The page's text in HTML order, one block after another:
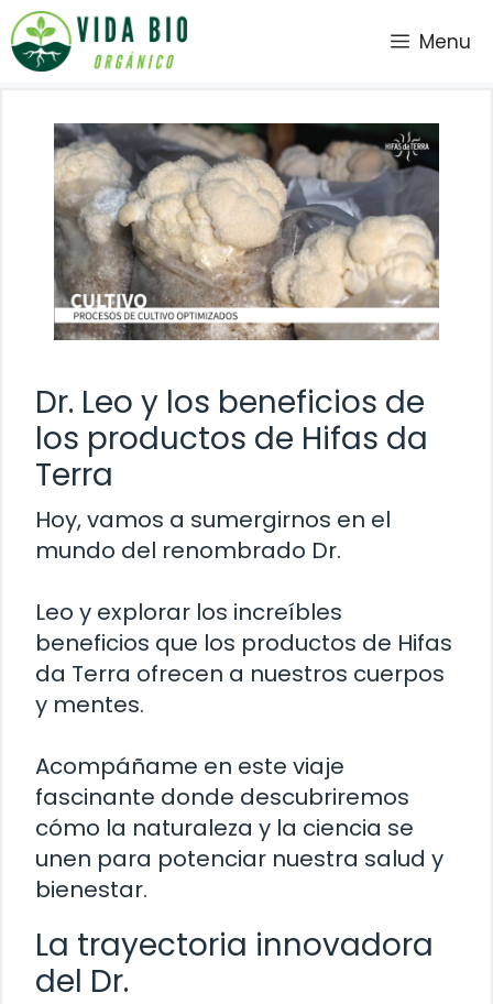
Saltar
al
contenido
Menu
Dr. Leo y los beneficios de
los productos de Hifas da
Terra
Hoy, vamos a sumergirnos en el
mundo del renombrado Dr.
Leo y explorar los increíbles
beneficios que los productos de Hifas
da Terra ofrecen a nuestros cuerpos
y mentes.
Acompáñame en este viaje
fascinante donde descubriremos
cómo la naturaleza y la ciencia se
unen para potenciar nuestra salud y
bienestar.
La trayectoria innovadora
del Dr.